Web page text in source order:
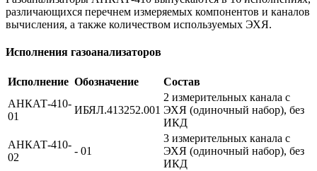
различающихся перечнем измеряемых компонентов и каналов
вычисления, а также количеством используемых ЭХЯ.
Исполнения газоанализаторов
Исполнение Обозначение
Состав
АНКАТ-410-
01
ИБЯЛ.413252.001
2 измерительных канала с
ЭХЯ (одиночный набор), без
ИКД
АНКАТ-410-
02
- 01
3 измерительных канала с
ЭХЯ (одиночный набор), без
ИКД